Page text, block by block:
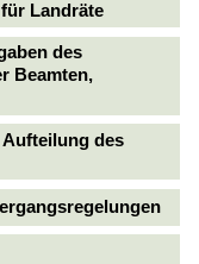
Landräte
des
Beamten,
des